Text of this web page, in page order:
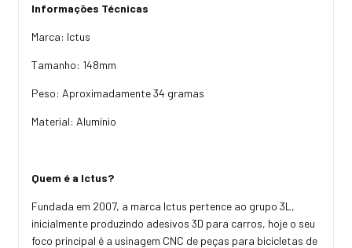
Informações Técnicas
Marca: Ictus
Tamanho: 148mm
Peso: Aproximadamente 34 gramas
Material: Alumínio
Quem é a Ictus?
Fundada em 2007, a marca Ictus pertence ao grupo 3L,
inicialmente produzindo adesivos 3D para carros, hoje o seu
foco principal é a usinagem CNC de peças para bicicletas de